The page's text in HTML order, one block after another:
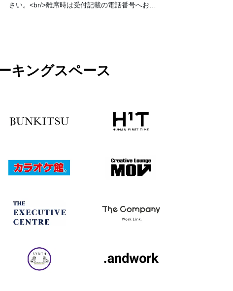
さい。<br/>離席時は受付記載の電話番号へおか
キングスペース